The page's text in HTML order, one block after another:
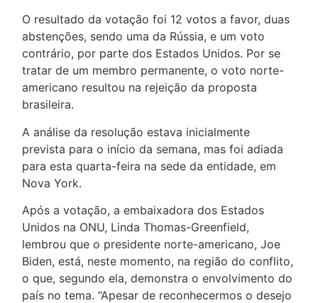
O resultado da votação foi 12 votos a favor, duas
abstenções, sendo uma da Rússia, e um voto
contrário, por parte dos Estados Unidos. Por se
tratar de um membro permanente, o voto norte-
americano resultou na rejeição da proposta
brasileira.
A análise da resolução estava inicialmente
prevista para o início da semana, mas foi adiada
para esta quarta-feira na sede da entidade, em
Nova York.
Após a votação, a embaixadora dos Estados
Unidos na ONU, Linda Thomas-Greenfield,
lembrou que o presidente norte-americano, Joe
Biden, está, neste momento, na região do conflito,
o que, segundo ela, demonstra o envolvimento do
país no tema. “Apesar de reconhecermos o desejo